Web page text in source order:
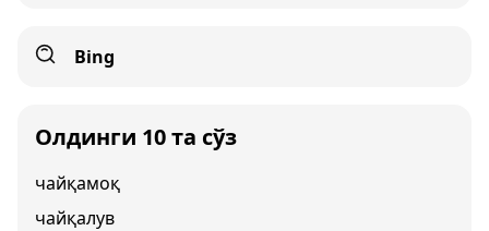
Bing
Олдинги 10 та сўз
чайқамоқ
чайқалув